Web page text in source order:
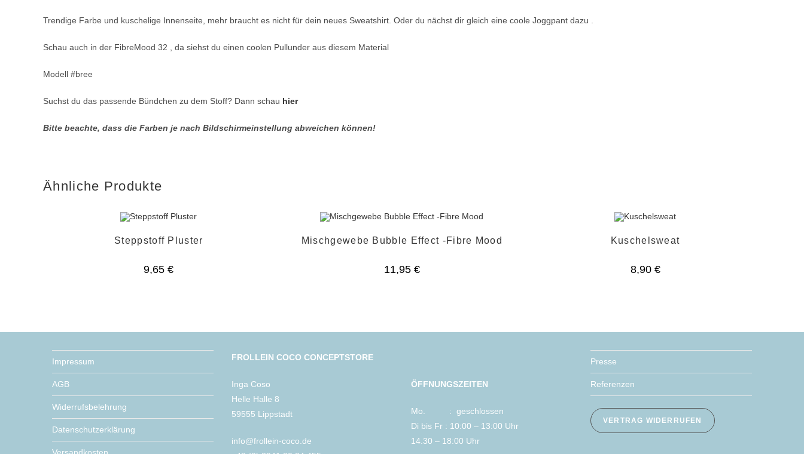
Trendige Farbe und kuschelige Innenseite, mehr braucht es nicht für dein neues Sweatshirt. Oder du nächst dir gleich eine coole Joggpant dazu .
Schau auch in der FibreMood 32 , da siehst du einen coolen Pullunder aus diesem Material
Modell #bree
Suchst du das passende Bündchen zu dem Stoff? Dann schau hier
Bitte beachte, dass die Farben je nach Bildschirmeinstellung abweichen können!
Ähnliche Produkte
Steppstoff Pluster
9,65€
Mischgewebe Bubble Effect -Fibre Mood
11,95 €
Kuschelsweat
8,90 €
Impressum
AGB
Widerrufsbelehrung
Datenschutzerklärung
Versandkosten
FROLLEIN COCO CONCEPTSTORE
Inga Coso
Helle Halle 8
59555 Lippstadt
info@frollein-coco.de
ÖFFNUNGSZEITEN
Mo. : geschlossen
Di bis Fr : 10:00 – 13:00 Uhr
14.30 – 18:00 Uhr
Presse
Referenzen
VERTRAG WIDERRUFEN